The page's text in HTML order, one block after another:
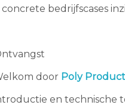
bedrijfscases
door Poly
en technische